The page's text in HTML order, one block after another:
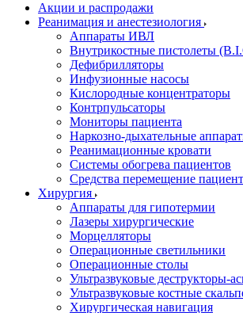
Акции и распродажи
Реанимация и анестезиология
Аппараты ИВЛ
Внутрикостные пистолеты
Дефибрилляторы
Инфузионные насосы
Кислородные концентраторы
Контрпульсаторы
Мониторы пациента
Наркозно-дыхательные
Реанимационные кровати
Системы обогрева пациентов
Средства перемещение
Хирургия
Аппараты для гипотермии
Лазеры хирургические
Морцелляторы
Операционные светильники
Операционные столы
Ультразвуковые деструкторы-
Ультразвуковые костные
Хирургическая навигация